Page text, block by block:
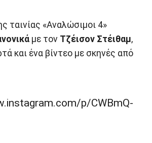
ταινίας «Αναλώσιμοι 4»
με τον Τζέισον Στέιθαμ,
και ένα βίντεο με σκηνές από
p/CWBmQ-